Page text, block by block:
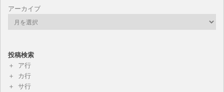
アーカイブ
投稿検索
ア行
カ行
サ行